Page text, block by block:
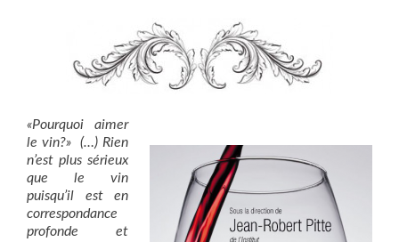
«Pourquoi aimer
le vin?» (…) Rien
n’est plus sérieux
que le vin
puisqu’il est en
correspondance
profonde et